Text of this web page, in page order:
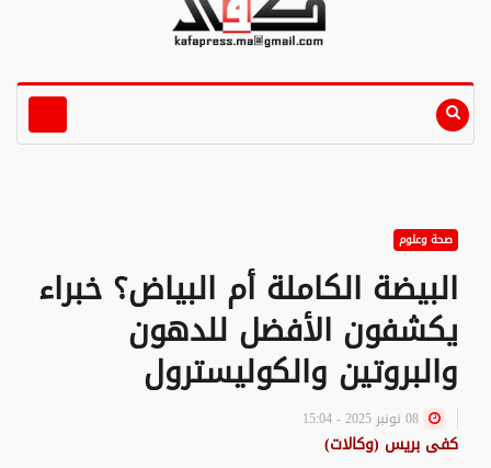
صحة وعلوم
البيضة الكاملة أم البياض؟ خبراء
يكشفون الأفضل للدهون
والبروتين والكوليسترول
كفى بريس (وكالات)